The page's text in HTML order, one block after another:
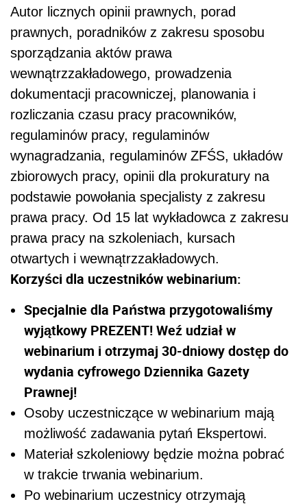
Autor licznych opinii prawnych, porad
prawnych, poradników z zakresu sposobu
sporządzania aktów prawa
wewnątrzzakładowego, prowadzenia
dokumentacji pracowniczej, planowania i
rozliczania czasu pracy pracowników,
regulaminów pracy, regulaminów
wynagradzania, regulaminów ZFŚS, układów
zbiorowych pracy, opinii dla prokuratury na
podstawie powołania specjalisty z zakresu
prawa pracy. Od 15 lat wykładowca z zakresu
prawa pracy na szkoleniach, kursach
otwartych i wewnątrzzakładowych.
Korzyści dla uczestników webinarium:
Specjalnie dla Państwa przygotowaliśmy
wyjątkowy PREZENT! Weź udział w
webinarium i otrzymaj 30-dniowy dostęp do
wydania cyfrowego Dziennika Gazety
Prawnej!
Osoby uczestniczące w webinarium mają
możliwość zadawania pytań Ekspertowi.
Materiał szkoleniowy będzie można pobrać
w trakcie trwania webinarium.
Po webinarium uczestnicy otrzymają